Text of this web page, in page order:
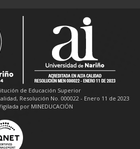
de Educación Superior
Resolución No. 000022 - Enero 11 de 2023
por MINEDUCACIÓN